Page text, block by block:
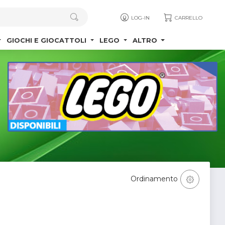
LOG-IN CARRELLO
GIOCHI E GIOCATTOLI LEGO ALTRO
Ordinamento